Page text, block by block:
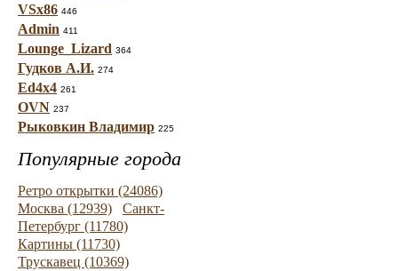
VSx86 446
Admin 411
Lounge_Lizard 364
Гудков А.И. 274
Ed4x4 261
OVN 237
Рыковкин Владимир 225
Популярные города
Ретро открытки (24086)
Москва (12939)
Санкт-
Петербург (11780)
Картины (11730)
Трускавец (10369)